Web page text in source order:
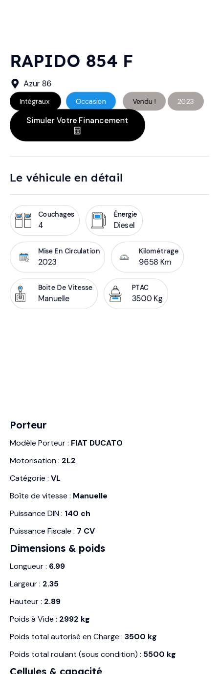
RAPIDO 854 F
Azur 86
Intégraux Occasion Vendu ! 2023
Simuler Votre Financement
Le véhicule en détail
Couchages
4
Énergie
Diesel
Mise En Circulation
2023
Kilométrage
9658 Km
Boite De Vitesse
Manuelle
PTAC
3500 Kg
Porteur
Modèle Porteur : FIAT DUCATO
Motorisation : 2L2
Catégorie : VL
Boîte de vitesse : Manuelle
Puissance DIN : 140 ch
Puissance Fiscale : 7 CV
Dimensions & poids
Longueur : 6.99
Largeur : 2.35
Hauteur : 2.89
Poids à Vide : 2992 kg
Poids total autorisé en Charge : 3500 kg
Poids total roulant (sous condition) : 5500 kg
Cellules & capacité